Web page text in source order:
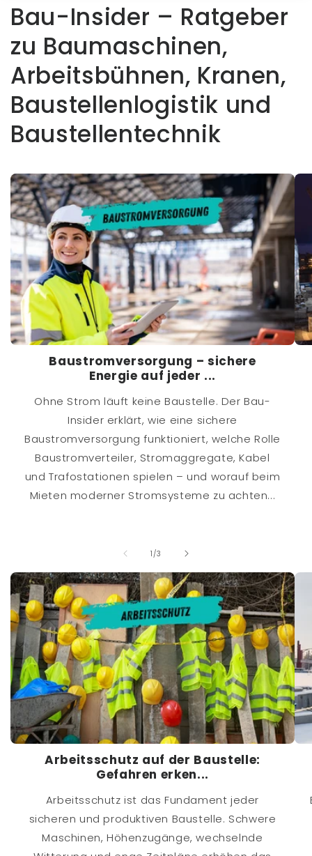
Bau-Insider – Ratgeber
zu Baumaschinen,
Arbeitsbühnen, Kranen,
Baustellenlogistik und
Baustellentechnik
Baustromversorgung – sichere
Energie auf jeder ...
Ohne Strom läuft keine Baustelle. Der Bau-
Insider erklärt, wie eine sichere
Baustromversorgung funktioniert, welche Rolle
Baustromverteiler, Stromaggregate, Kabel
und Trafostationen spielen – und worauf beim
Mieten moderner Stromsysteme zu achten...
1 /von
3
Arbeitsschutz auf der Baustelle:
Gefahren erken...
Arbeitsschutz ist das Fundament jeder
sicheren und produktiven Baustelle. Schwere
Maschinen, Höhenzugänge, wechselnde